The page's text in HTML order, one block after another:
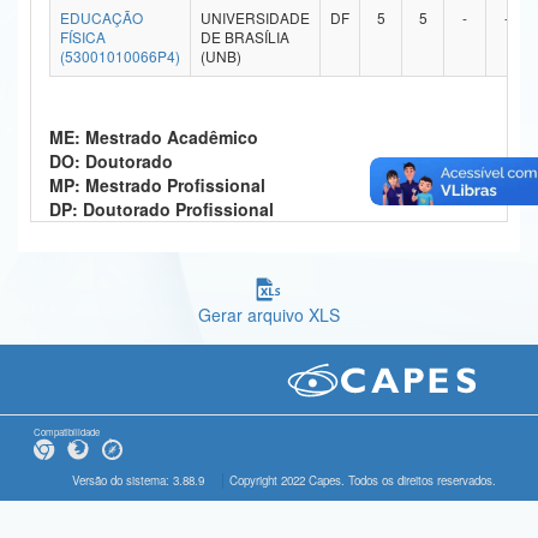
Ministério da Ciência, Tecnologia, Inovações e Comunicações
Ministério do Meio Ambiente
Ministério do Desenvolvimento Regional
Controladoria-Geral da União
Gabinete de Segurança Institucional
Advocacia-Geral da União
EDUCAÇÃO
FÍSICA
(53001010066P4)
UNIVERSIDADE
DE BRASÍLIA
(UNB)
DF 5 5 - -
ME: Mestrado Acadêmico
DO: Doutorado
MP: Mestrado Profissional
DP: Doutorado Profissional
Gerar arquivo XLS
Compatibilidade
Versão do sistema: 3.88.9 Copyright 2022 Capes. Todos os direitos reservados.